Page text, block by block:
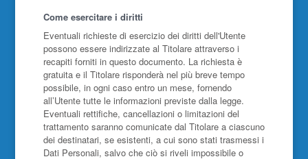
Come esercitare i diritti
Eventuali richieste di esercizio dei diritti dell'Utente
possono essere indirizzate al Titolare attraverso i
recapiti forniti in questo documento. La richiesta è
gratuita e il Titolare risponderà nel più breve tempo
possibile, in ogni caso entro un mese, fornendo
all’Utente tutte le informazioni previste dalla legge.
Eventuali rettifiche, cancellazioni o limitazioni del
trattamento saranno comunicate dal Titolare a ciascuno
dei destinatari, se esistenti, a cui sono stati trasmessi i
Dati Personali, salvo che ciò si riveli impossibile o